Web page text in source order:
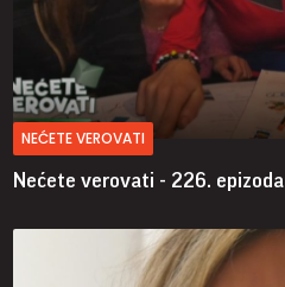
NEĆETE VEROVATI
Nećete verovati - 226. epizoda